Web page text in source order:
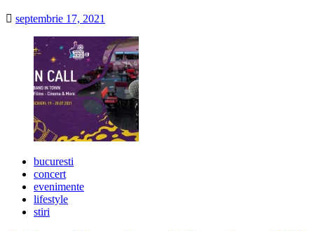
septembrie 17, 2021
bucuresti
concert
evenimente
lifestyle
stiri